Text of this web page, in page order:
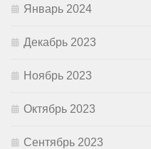
Январь 2024
Декабрь 2023
Ноябрь 2023
Октябрь 2023
Сентябрь 2023